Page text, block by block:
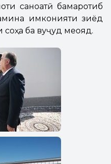
саноатӣ бамаротиб
имконияти зиёд
ба вуҷуд меояд.